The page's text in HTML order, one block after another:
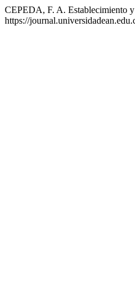
CEPEDA, F. A. Establecimiento
https://